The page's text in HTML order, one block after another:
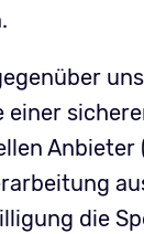
einer
Anbieter
die